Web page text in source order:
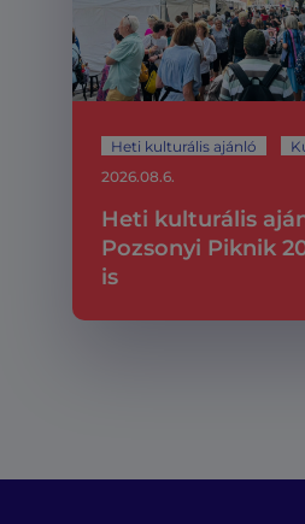
Heti kulturális ajánló
Heti kulturális
Pozsonyi Piknik
is
2026.08.6.